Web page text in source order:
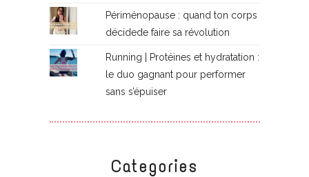
Périménopause : quand ton corps
décidede faire sa révolution
Running | Protéines et hydratation :
le duo gagnant pour performer
sans s’épuiser
Categories